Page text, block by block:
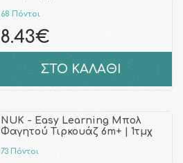
68 Πόντοι
8.43€
ΣΤΟ ΚΑΛΑΘΙ
NUK - Easy Learning Μπολ
Φαγητού Τιρκουάζ 6m+ | 1τμχ
73 Πόντοι